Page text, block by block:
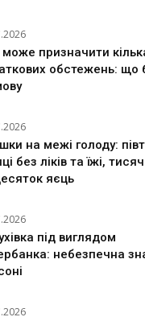
призначити
обстежень: що
на межі голоду:
без ліків та їжі,
яєць
під виглядом
небезпечна